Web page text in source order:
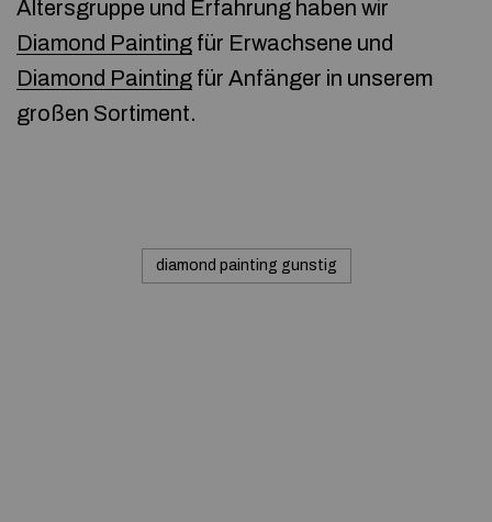
Altersgruppe und Erfahrung haben wir
Diamond Painting für Erwachsene und
Diamond Painting für Anfänger in unserem
großen Sortiment.
diamond painting gunstig